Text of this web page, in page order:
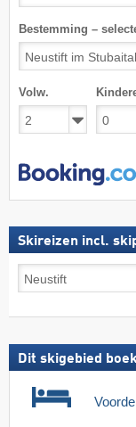
Bestemming –
Volw.
Skireizen incl.
Skireizen
incl.
Dit skigebied